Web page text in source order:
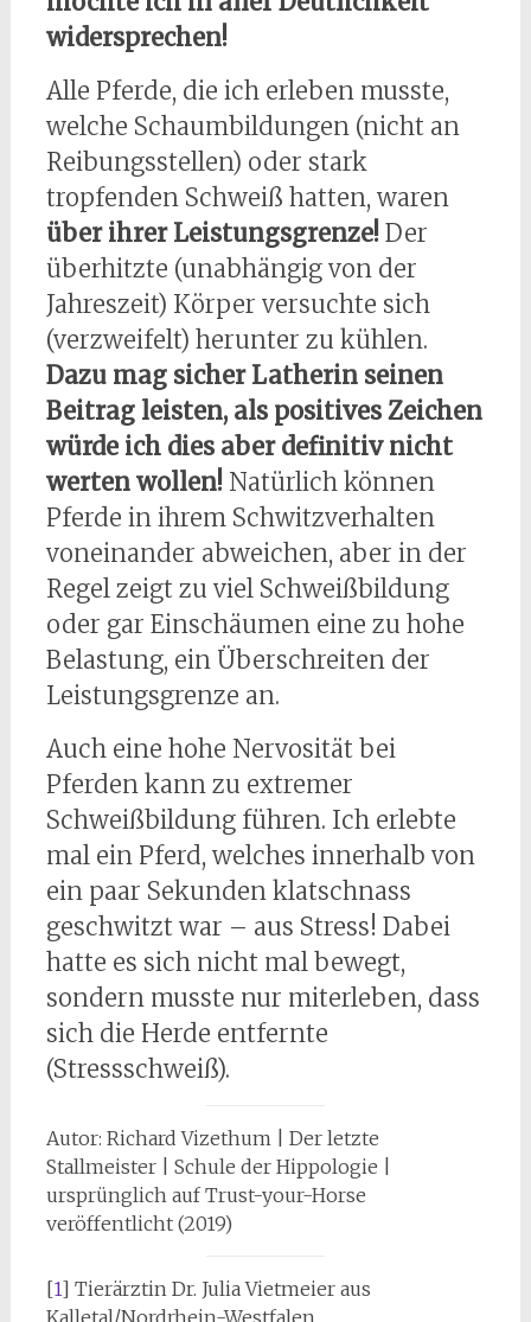
widersprechen!
Alle Pferde, die ich erleben musste,
welche Schaumbildungen (nicht an
Reibungsstellen) oder stark
tropfenden Schweiß hatten, waren
über ihrer Leistungsgrenze!Der
überhitzte (unabhängig von der
Jahreszeit) Körper versuchte sich
(verzweifelt) herunter zu kühlen.
Dazu mag sicher Latherin seinen
Beitrag leisten, als positives Zeichen
würde ich dies aber definitiv nicht
werten wollen!Natürlich können
Pferde in ihrem Schwitzverhalten
voneinander abweichen, aber in der
Regel zeigt zu viel Schweißbildung
oder gar Einschäumen eine zu hohe
Belastung, ein Überschreiten der
Leistungsgrenze an.
Auch eine hohe Nervosität bei
Pferden kann zu extremer
Schweißbildung führen. Ich erlebte
mal ein Pferd, welches innerhalb von
ein paar Sekunden klatschnass
geschwitzt war – aus Stress! Dabei
hatte es sich nicht mal bewegt,
sondern musste nur miterleben, dass
sich die Herde entfernte
(Stressschweiß).
Autor: Richard Vizethum | Der letzte
Stallmeister | Schule der Hippologie |
ursprünglich auf Trust-your-Horse
veröffentlicht (2019)
[1] Tierärztin Dr. Julia Vietmeier aus